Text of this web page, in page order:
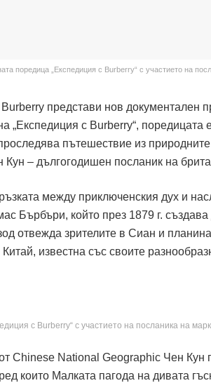
поредица „Експедиция с Burberry“ с участието на
представи нов документален
„Експедиция с Burberry“, поредицата
пътешествие из природните
Кун – дългогодишен посланик на
между приключенския дух и
Бърбъри, който през 1879 г.
отвежда зрителите в Сиан и
известна със своите
с Burberry“ с участието на посланика на
Chinese National Geographic Чен Кун
които Малката пагода на дивата